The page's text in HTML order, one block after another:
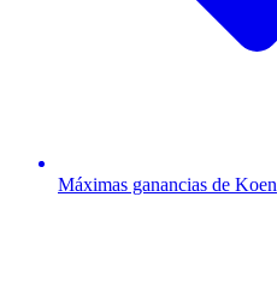
Máximas ganancias de Koen